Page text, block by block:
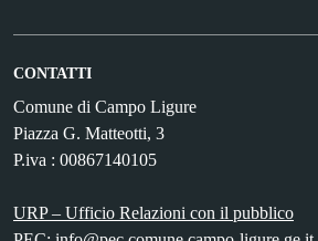
CONTATTI
Comune di Campo Ligure
Piazza G. Matteotti, 3
P.iva : 00867140105
URP – Ufficio Relazioni con il pubblico